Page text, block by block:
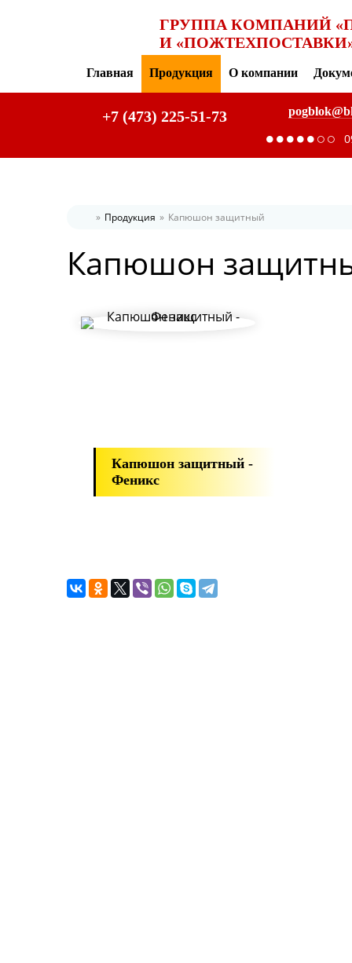
ГРУППА КОМПАНИЙ
И
Главная Продукция О компании
+7 (473) 225-51-73
ГлавнаяПродукция Капюшон защитный
Капюшон
Капюшон защитный -
Феникс